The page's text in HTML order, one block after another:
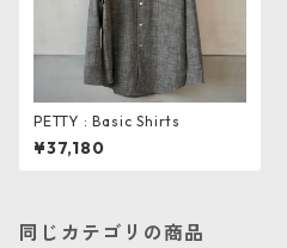
PETTY : Basic Shirts
¥37,180
同じカテゴリの商品